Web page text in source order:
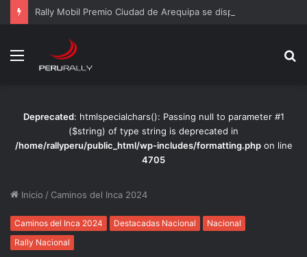
Menú
Deprecated: htmlspecialchars(): Passing null to parameter #1
($string) of type string is deprecated in
/home/rallyperu/public_html/wp-includes/formatting.phpon line
4705
Inicio / Caminos del Inca 2024
Caminos del Inca 2024 Destacadas Nacional
Nacional
Rally Nacional